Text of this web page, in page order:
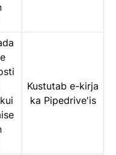
Kustutab e-kirja
ka Pipedrive'is